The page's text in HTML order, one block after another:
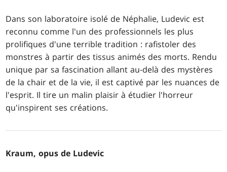
Dans son laboratoire isolé de Néphalie, Ludevic est
reconnu comme l'un des professionnels les plus
prolifiques d'une terrible tradition : rafistoler des
monstres à partir des tissus animés des morts. Rendu
unique par sa fascination allant au-delà des mystères
de la chair et de la vie, il est captivé par les nuances de
l'esprit. Il tire un malin plaisir à étudier l'horreur
qu'inspirent ses créations.
Kraum, opus de Ludevic